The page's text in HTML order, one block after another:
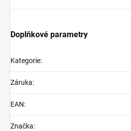
Doplňkové parametry
Kategorie:
Záruka:
EAN:
Značka: